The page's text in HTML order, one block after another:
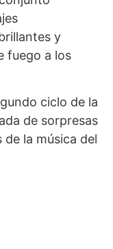
y
fuego a los
ciclo de la
de sorpresas
la música del